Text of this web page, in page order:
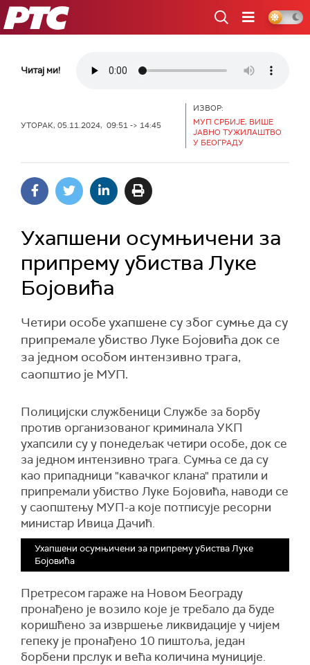
РТС
Читај ми!
УТОРАК, 05.11.2024, 09:51 -> 14:45
ИЗВОР:
МУП СРБИЈЕ, ВИШЕ
ЈАВНО ТУЖИЛАШТВО
У БЕОГРАДУ
Ухапшени осумњичени за
припрему убиства Луке
Бојовића
Четири особе ухапшене су због сумње да су
припремале убиство Луке Бојовића док се
за једном особом интензивно трага,
саопштио је МУП.
Полицијски службеници Службе за борбу
против организованог криминала УКП
ухапсили су у понедељак четири особе, док се
за једном интензивно трага. Сумња се да су
као припадници "кавачког клана" пратили и
припремали убиство Луке Бојовића, наводи се
у саопштењу МУП-а које потписује ресорни
министар Ивица Дачић.
Ухапшени осумњичени за припрему убиства Луке
Бојовића
Претресом гараже на Новом Београду
пронађено је возило које је требало да буде
коришћено за извршење ликвидације у чијем
гепеку је пронађено 10 пиштоља, један
борбени прслук и већа количина муниције.